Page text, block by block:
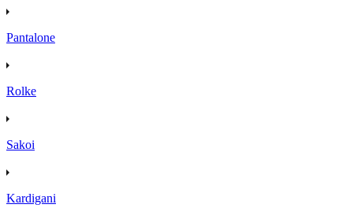
Pantalone
Rolke
Sakoi
Kardigani